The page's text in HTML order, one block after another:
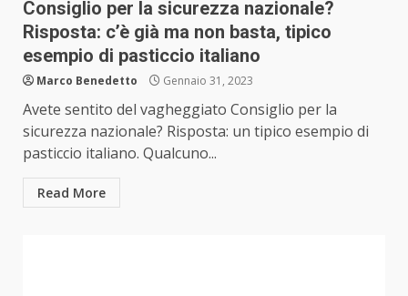
Consiglio per la sicurezza nazionale?
Risposta: c’è già ma non basta, tipico
esempio di pasticcio italiano
Marco Benedetto Gennaio 31, 2023
Avete sentito del vagheggiato Consiglio per la
sicurezza nazionale? Risposta: un tipico esempio di
pasticcio italiano. Qualcuno...
Read More